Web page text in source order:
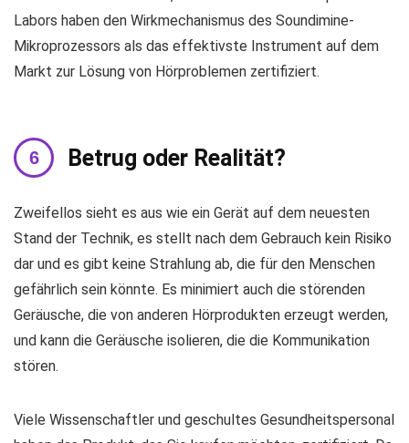
Labors haben den Wirkmechanismus des Soundimine-
Mikroprozessors als das effektivste Instrument auf dem
Markt zur Lösung von Hörproblemen zertifiziert.
Betrug oder Realität?
Zweifellos sieht es aus wie ein Gerät auf dem neuesten
Stand der Technik, es stellt nach dem Gebrauch kein Risiko
dar und es gibt keine Strahlung ab, die für den Menschen
gefährlich sein könnte. Es minimiert auch die störenden
Geräusche, die von anderen Hörprodukten erzeugt werden,
und kann die Geräusche isolieren, die die Kommunikation
stören.
Viele Wissenschaftler und geschultes Gesundheitspersonal